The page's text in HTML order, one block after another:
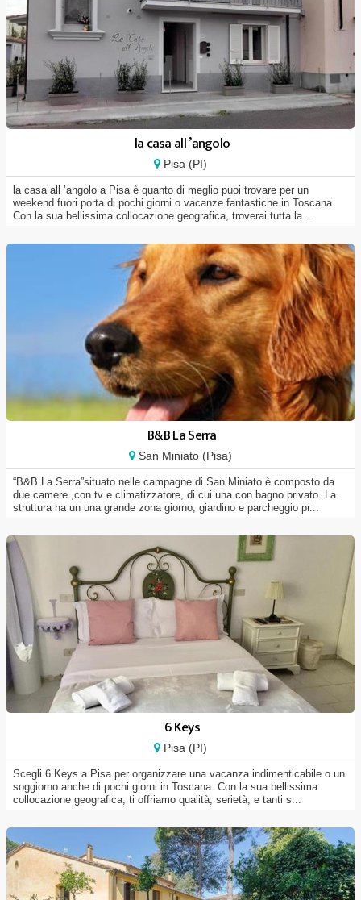
la casa all ’angolo
Pisa (PI)
la casa all ’angolo a Pisa è quanto di meglio puoi trovare per un
weekend fuori porta di pochi giorni o vacanze fantastiche in Toscana.
Con la sua bellissima collocazione geografica, troverai tutta la...
B&B La Serra
San Miniato (Pisa)
“B&B La Serra”situato nelle campagne di San Miniato è composto da
due camere ,con tv e climatizzatore, di cui una con bagno privato. La
struttura ha un una grande zona giorno, giardino e parcheggio pr...
6 Keys
Pisa (PI)
Scegli 6 Keys a Pisa per organizzare una vacanza indimenticabile o un
soggiorno anche di pochi giorni in Toscana. Con la sua bellissima
collocazione geografica, ti offriamo qualità, serietà, e tanti s...